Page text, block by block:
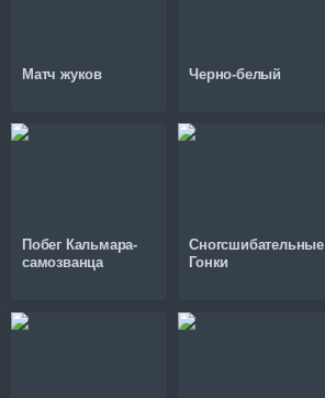
Матч жуков Черно-белый
Побег Кальмара-
самозванца
Сногсшибательные
Гонки